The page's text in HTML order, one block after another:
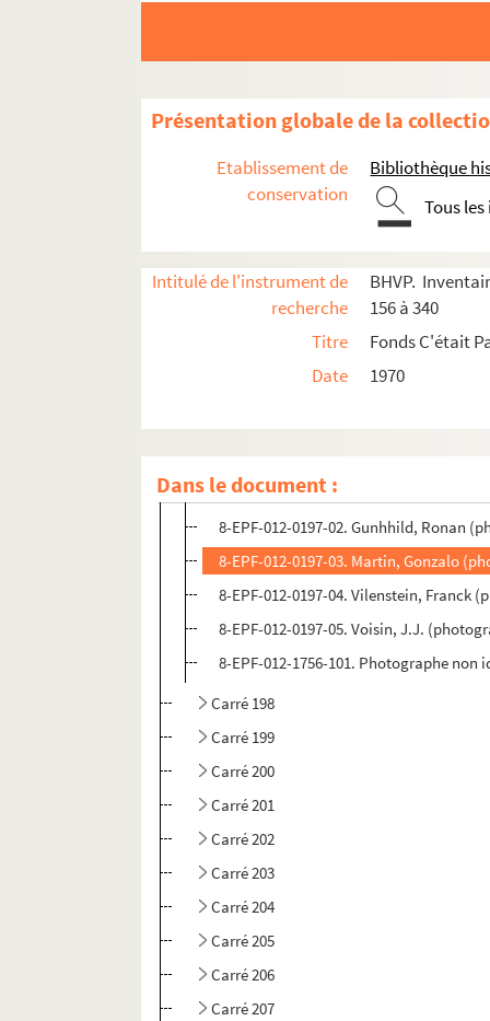
Présentation globale de la
Etablissement de
conservation
Bibliothèque
Tous
Intitulé de l'instrument de
recherche
BHVP.
156 à 340
Titre
Fonds C'était
Date
1970
Dans le document :
Carrés 156 à 173. 16e et 17
e e et 18e
4-EPF-012-1778-013. Plan de Paris
Carré 194
2-DP-012-0197-01. Cabico, Léon
8-EPF-012-0197-01. Binet, Alain
8-EPF-012-0197-02. Gunhhild, Ronan
8-EPF-012-0197-03. Martin, Gonzalo
8-EPF-012-0197-04. Vilenstein, Franck
8-EPF-012-0197-05. Voisin, J.J.
8-EPF-012-1756-101. Photographe non
Carré 198
Carré 199
Carré 200
Carré 201
Carré 202
Carré 203
Carré 204
Carré 205
Carré 206
Carré 207